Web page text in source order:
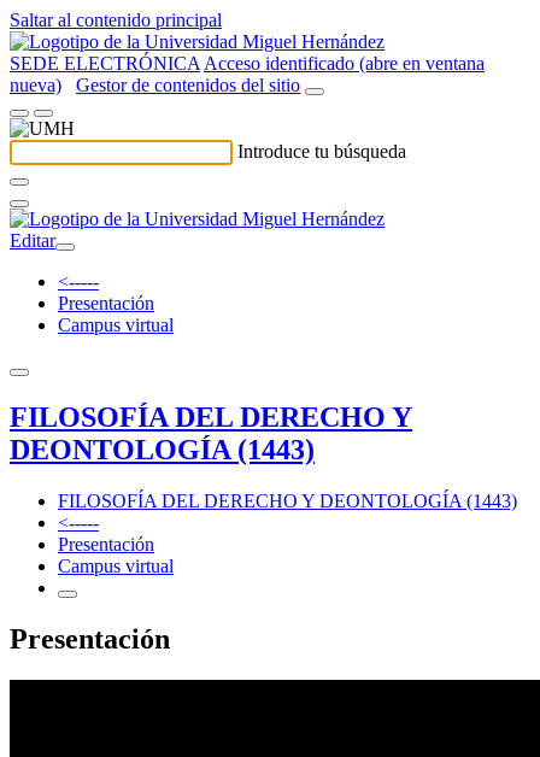
Saltar al contenido principal
SEDE ELECTRÓNICA Acceso identificado (abre en ventana
nueva)
Gestor de contenidos del sitio
Introduce tu búsqueda
Editar
<-----
Presentación
Campus virtual
FILOSOFÍA DEL DERECHO Y
DEONTOLOGÍA (1443)
FILOSOFÍA DEL DERECHO Y DEONTOLOGÍA (1443)
<-----
Presentación
Campus virtual
Presentación